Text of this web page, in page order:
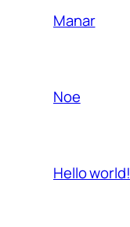
Manar
Noe
Hello world!